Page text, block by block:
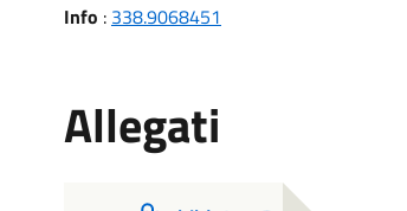
Info : 338.9068451
Allegati